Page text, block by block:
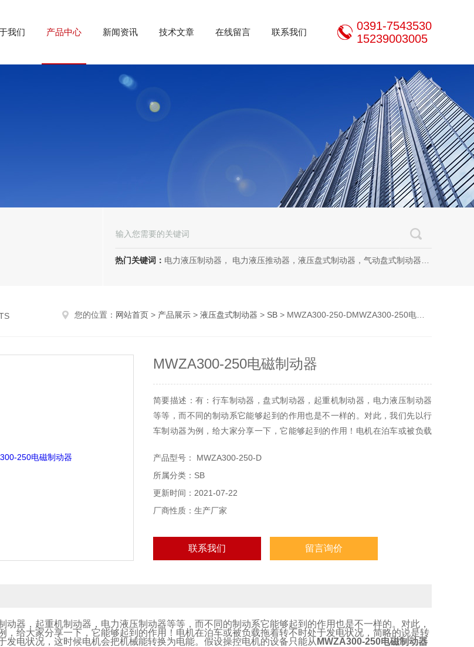
我们 产品中心 新闻资讯 技术文章 在线留言 联系我们
0391-7543530
15239003005
热门关键词： 电力液压制动器， 电力液压推动器，液压盘式制动器，气动盘式制动器，刹车片，焦作制动器股份有限公司，焦作金箍制动器，焦作金箍临瑞制动器股份有限公司
您的位置： 网站首页 > 产品展示 > 液压盘式制动器 > SB > MWZA300-250-DMWZA300-250电磁制动器
MWZA300-250电磁制动器
简要描述：有：行车制动器，盘式制动器，起重机制动器，电力液压制动器
等等，而不同的制动系它能够起到的作用也是不一样的。对此，我们先以行
车制动器为例，给大家分享一下，它能够起到的作用！电机在泊车或被负载
况，这时候电机会把机械能转换为电能MWZA300-250电磁制动器。
产品型号： MWZA300-250-D
所属分类：SB
更新时间：2021-07-22
厂商性质：生产厂家
联系我们 留言询价
动器，起重机制动器，电力液压制动器等等，而不同的制动系它能够起到的作用也是不一样的。对此，
，给大家分享一下，它能够起到的作用！电机在泊车或被负载拖着转不时处于发电状况，简略的说是转
发电状况，这时候电机会把机械能转换为电能。假设操控电机的设备只能从 MWZA300-250电磁制动器